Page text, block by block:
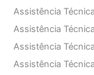
Assistência
Assistência
Assistência
Assistência